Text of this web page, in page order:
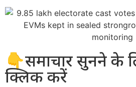
👇समाचार सुनने के
क्लिक करें